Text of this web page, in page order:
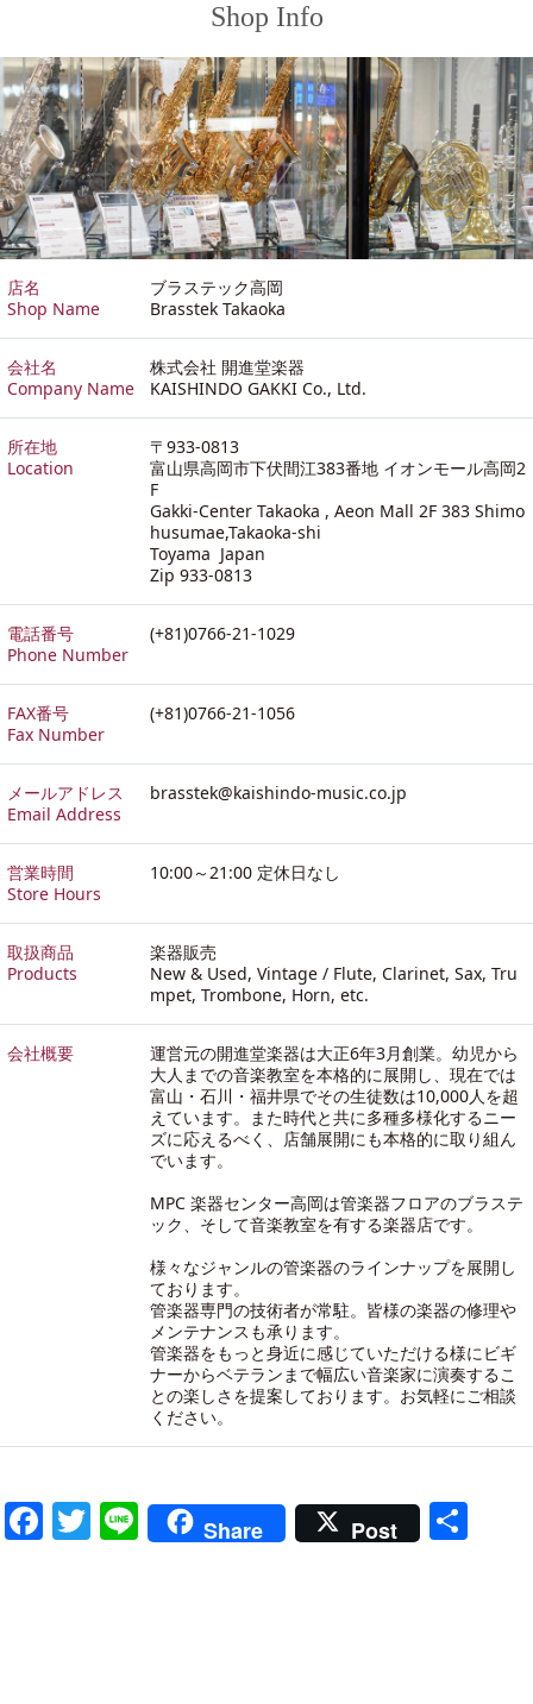
Shop Info
店名
Shop Name
ブラステック高岡
Brasstek Takaoka
会社名
Company Name
株式会社 開進堂楽器
KAISHINDO GAKKI Co., Ltd.
所在地
Location
〒933-0813
富山県高岡市下伏間江383番地 イオンモール高岡2
F
Gakki-Center Takaoka , Aeon Mall 2F 383 Shimo
husumae,Takaoka-shi
Toyama Japan
Zip 933-0813
電話番号
Phone Number
(+81)0766-21-1029
FAX番号
Fax Number
(+81)0766-21-1056
メールアドレス
Email Address
brasstek@kaishindo-music.co.jp
営業時間
Store Hours
10:00～21:00 定休日なし
取扱商品
Products
楽器販売
New & Used, Vintage / Flute, Clarinet, Sax, Tru
mpet, Trombone, Horn, etc.
会社概要
運営元の開進堂楽器は大正6年3月創業。幼児から
大人までの音楽教室を本格的に展開し、現在では
富山・石川・福井県でその生徒数は10,000人を超
えています。また時代と共に多種多様化するニー
ズに応えるべく、店舗展開にも本格的に取り組ん
でいます。
MPC 楽器センター高岡は管楽器フロアのブラステ
ック、そして音楽教室を有する楽器店です。
様々なジャンルの管楽器のラインナップを展開し
ております。
管楽器専門の技術者が常駐。皆様の楽器の修理や
メンテナンスも承ります。
管楽器をもっと身近に感じていただける様にビギ
ナーからベテランまで幅広い音楽家に演奏するこ
との楽しさを提案しております。お気軽にご相談
ください。
Facebook
Twitter
LineShare Post